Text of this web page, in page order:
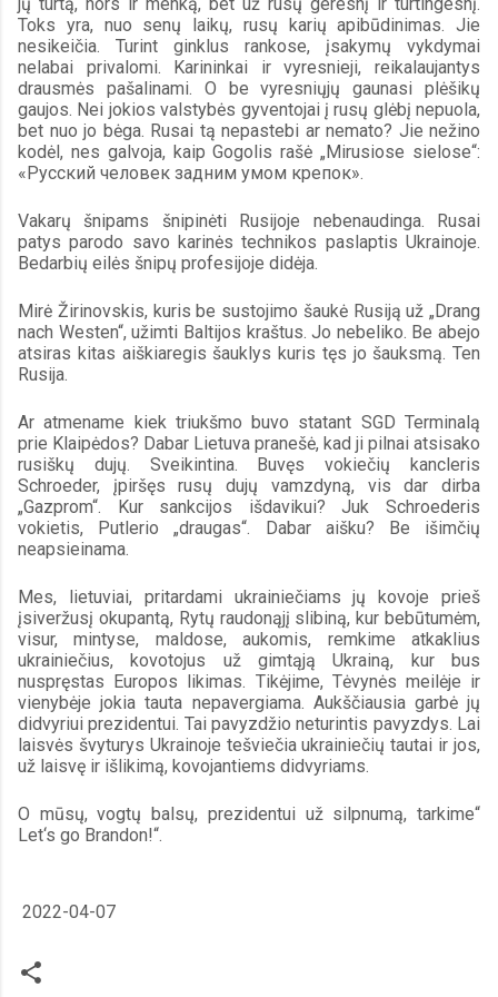
Toks yra, nuo senų laikų, rusų karių apibūdinimas. Jie
nesikeičia. Turint ginklus rankose, įsakymų vykdymai
nelabai privalomi. Karininkai ir vyresnieji, reikalaujantys
drausmės pašalinami. O be vyresniųjų gaunasi plėšikų
gaujos. Nei jokios valstybės gyventojai į rusų glėbį nepuola,
bet nuo jo bėga. Rusai tą nepastebi ar nemato? Jie nežino
kodėl, nes galvoja, kaip Gogolis rašė „Mirusiose sielose“:
«Русский человек задним умом крепок».
Vakarų šnipams šnipinėti Rusijoje nebenaudinga. Rusai
patys parodo savo karinės technikos paslaptis Ukrainoje.
Bedarbių eilės šnipų profesijoje didėja.
Mirė Žirinovskis, kuris be sustojimo šaukė Rusiją už „Drang
nach Westen“, užimti Baltijos kraštus. Jo nebeliko. Be abejo
atsiras kitas aiškiaregis šauklys kuris tęs jo šauksmą. Ten
Rusija.
Ar atmename kiek triukšmo buvo statant SGD Terminalą
prie Klaipėdos? Dabar Lietuva pranešė, kad ji pilnai atsisako
rusiškų dujų. Sveikintina. Buvęs vokiečių kancleris
Schroeder, įpiršęs rusų dujų vamzdyną, vis dar dirba
„Gazprom“. Kur sankcijos išdavikui? Juk Schroederis
vokietis, Putlerio „draugas“. Dabar aišku? Be išimčių
neapsieinama.
Mes, lietuviai, pritardami ukrainiečiams jų kovoje prieš
įsiveržusį okupantą, Rytų raudonąjį slibiną, kur bebūtumėm,
visur, mintyse, maldose, aukomis, remkime atkaklius
ukrainiečius, kovotojus už gimtąją Ukrainą, kur bus
nuspręstas Europos likimas. Tikėjime, Tėvynės meilėje ir
vienybėje jokia tauta nepavergiama. Aukščiausia garbė jų
didvyriui prezidentui. Tai pavyzdžio neturintis pavyzdys. Lai
laisvės švyturys Ukrainoje tešviečia ukrainiečių tautai ir jos,
už laisvę ir išlikimą, kovojantiems didvyriams.
O mūsų, vogtų balsų, prezidentui už silpnumą, tarkime“
Let‘s go Brandon!“.
2022-04-07